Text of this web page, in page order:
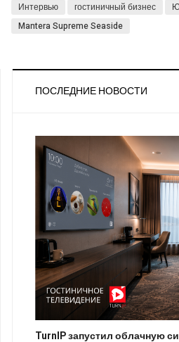
Интервью гостиничный бизнес
Mantera Supreme Seaside
ПОСЛЕДНИЕ НОВОСТИ
TurnIP запустил облачную